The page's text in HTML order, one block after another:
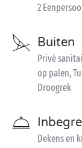
2
Buiten
Privé
op palen,
Droogrek
Dekens en